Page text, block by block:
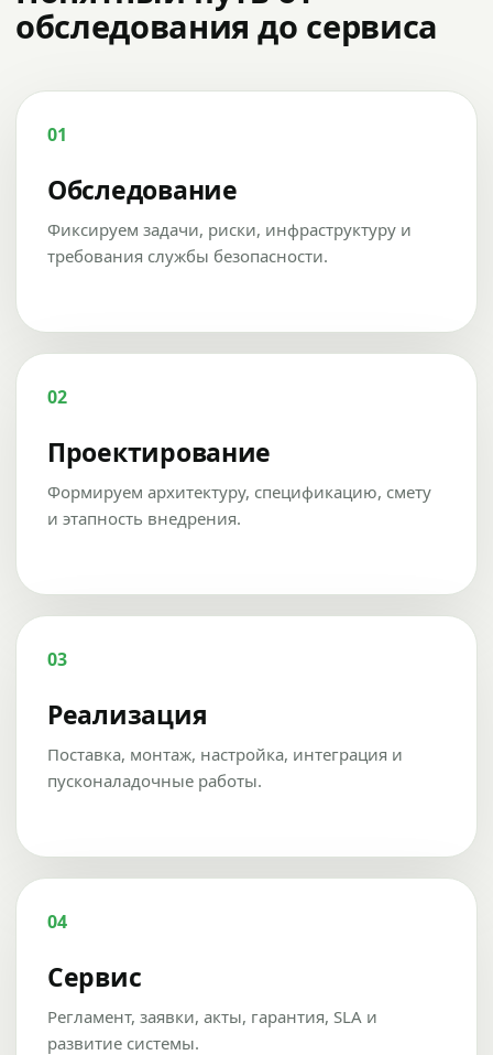
обследования до сервиса
01
Обследование
Фиксируем задачи, риски, инфраструктуру и
требования службы безопасности.
02
Проектирование
Формируем архитектуру, спецификацию, смету
и этапность внедрения.
03
Реализация
Поставка, монтаж, настройка, интеграция и
пусконаладочные работы.
04
Сервис
Регламент, заявки, акты, гарантия, SLA и
развитие системы.